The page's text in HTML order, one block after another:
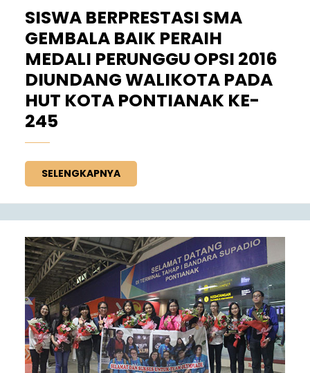
SISWA BERPRESTASI SMA
GEMBALA BAIK PERAIH
MEDALI PERUNGGU OPSI 2016
DIUNDANG WALIKOTA PADA
HUT KOTA PONTIANAK KE-
245
SELENGKAPNYA